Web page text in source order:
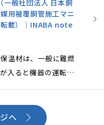
一般社団法人 日本銅
用被覆銅管施工マニ
載）｜INABA note
温材は、一般に難燃
入ると機器の運転に
事前にポイントを抑
へ